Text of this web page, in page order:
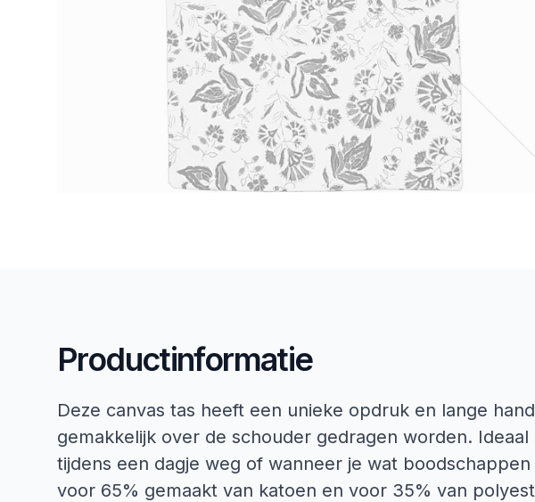
Productinformatie
Deze canvas tas heeft een unieke opdruk en lange
gemakkelijk over de schouder gedragen worden.
tijdens een dagje weg of wanneer je wat
voor 65% gemaakt van katoen en voor 35% van